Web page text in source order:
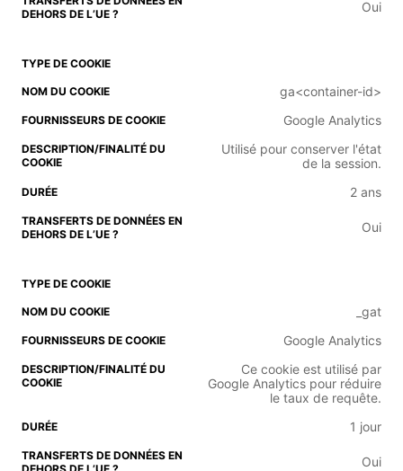
Oui
ga<container-id>
Google Analytics
Utilisé pour conserver l'état
de la session.
2 ans
Oui
_gat
Google Analytics
Ce cookie est utilisé par
Google Analytics pour réduire
le taux de requête.
1 jour
Oui